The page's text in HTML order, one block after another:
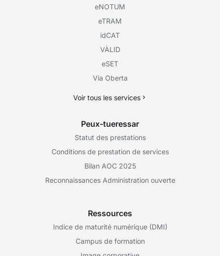
eNOTUM
eTRAM
idCAT
VÀLID
eSET
Via Oberta
Voir tous les services
Peux-tueressar
Statut des prestations
Conditions de prestation de services
Bilan AOC 2025
Reconnaissances Administration ouverte
Ressources
Indice de maturité numérique (DMI)
Campus de formation